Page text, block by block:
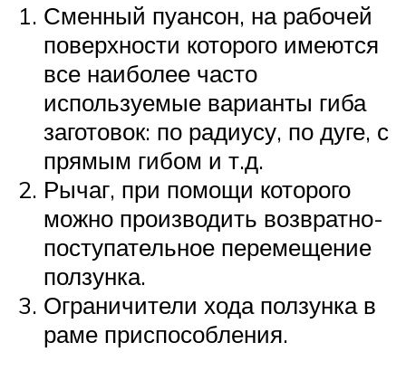
Сменный пуансон, на рабочей
поверхности которого имеются
все наиболее часто
используемые варианты гиба
заготовок: по радиусу, по дуге, с
прямым гибом и т.д.
Рычаг, при помощи которого
можно производить возвратно-
поступательное перемещение
ползунка.
Ограничители хода ползунка в
раме приспособления.